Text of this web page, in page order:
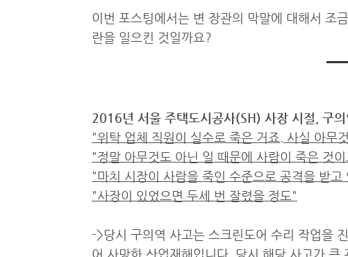
이번 포스팅에서는 변 장관의 막말에 대해서 조
란을 일으킨 것일까요?
2016년 서울 주택도시공사(SH) 사장 시절, 구
"위탁 업체 직원이 실수로 죽은 거죠. 사실 아무
"정말 아무것도 아닌 일 때문에 사람이 죽은 것
"마치 시장이 사람을 죽인 수준으로 공격을 받고
"사장이 있었으면 두세 번 잘렸을 정도"
->당시 구의역 사고는 스크린도어 수리 작업을
어 사망한 산업재해입니다. 당시 해당 사고가